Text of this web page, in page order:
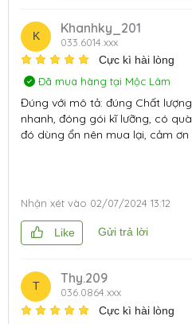
K
Khanhky_201
033.6014.xxx
Cực kì hài lòng
Đã mua hàng tại Mộc Lâm
Đúng với mô tả: đúng Chất
nhanh, đóng gói kĩ lưỡng, có
đó dùng ổn nên mua lại, cảm ơn
Nhận xét vào 02/07/2024 13:12
Like Gửi trả lời
T
Thy.209
036.0864.xxx
Cực kì hài lòng